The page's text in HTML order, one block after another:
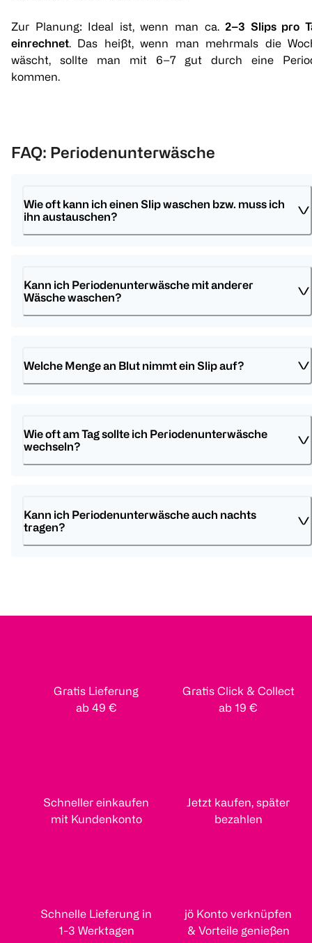
Menstruationstasse
Größe M M
1 Stück
Menstruationstasse
1 Stück
Zur Planung: Ideal ist, wenn man ca.2–3 Slips pro
einrechnet. Das heißt, wenn man mehrmals die
wäscht, sollte man mit 6–7 gut durch eine
kommen.
FAQ: Periodenunterwäsche
Wie oft kann ich einen Slip waschen bzw. muss ich
ihn austauschen?
Kann ich Periodenunterwäsche mit anderer
Wäsche waschen?
Welche Menge an Blut nimmt ein Slip auf?
Wie oft am Tag sollte ich Periodenunterwäsche
wechseln?
Kann ich Periodenunterwäsche auch nachts
tragen?
Gratis Lieferung
ab 49 €
Gratis Click & Collect
ab 19 €
Schneller einkaufen
mit Kundenkonto
Jetzt kaufen, später
bezahlen
Schnelle Lieferung in
1-3 Werktagen
jö Konto verknüpfen
& Vorteile genießen